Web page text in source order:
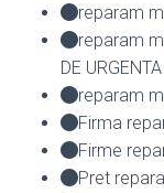
reparam
reparam
DE URGENTA
reparam
Firma
Firme
Pret